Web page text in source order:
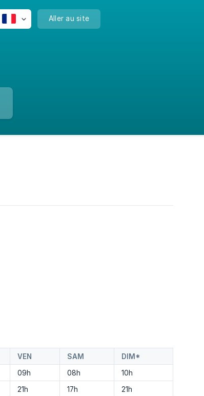
Aller au site
VEN SAM
DIM*
09h 08h
10h
21h 17h
21h